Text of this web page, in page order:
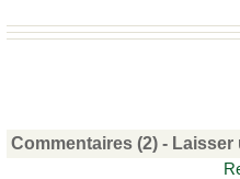
Commentaires (2) - Laisser